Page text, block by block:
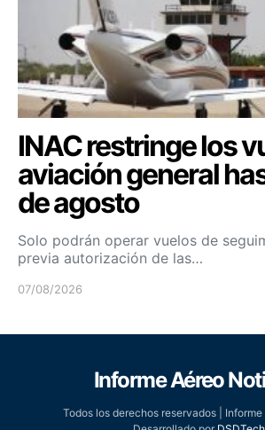
INAC restringe los
aviación general
de agosto
Solo podrán operar vuelos de
previa autorización de las…
07/08/2026
Informe Aéreo
Todos los derechos reservados |